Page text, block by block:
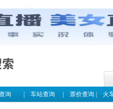
询 车站查询 票价查询 火